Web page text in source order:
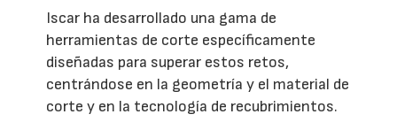
Iscar ha desarrollado una gama de
herramientas de corte específicamente
diseñadas para superar estos retos,
centrándose en la geometría y el material de
corte y en la tecnología de recubrimientos.